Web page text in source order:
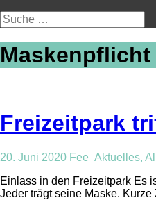
Suche
nach:
Maskenpflicht
Freizeitpark
20. Juni 2020 Fee Aktuelles,
Einlass in den Freizeitpark Es
Jeder trägt seine Maske.